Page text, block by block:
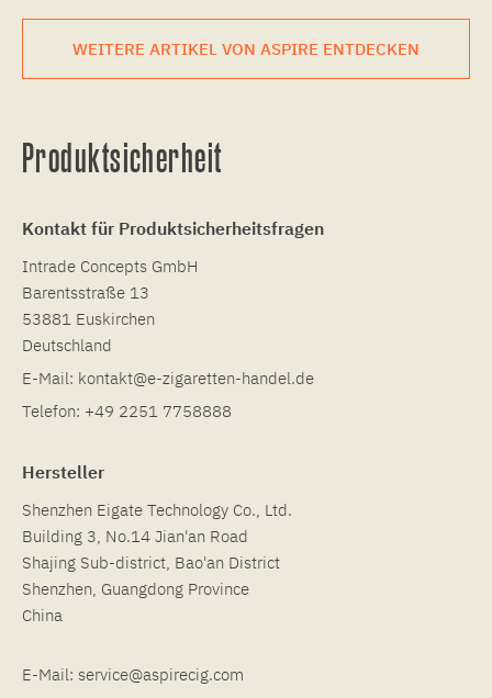
WEITERE ARTIKEL VON ASPIRE ENTDECKEN
Produktsicherheit
Kontakt für Produktsicherheitsfragen
Intrade Concepts GmbH
Barentsstraße 13
53881 Euskirchen
Deutschland
E-Mail: kontakt@e-zigaretten-handel.de
Telefon: +49 2251 7758888
Hersteller
Shenzhen Eigate Technology Co., Ltd.
Building 3, No.14 Jian'an Road
Shajing Sub-district, Bao'an District
Shenzhen, Guangdong Province
China
E-Mail: service@aspirecig.com